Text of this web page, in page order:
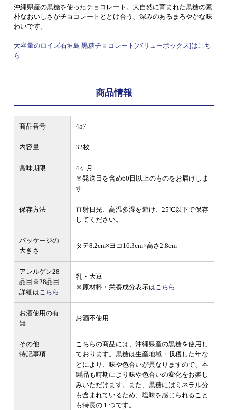
沖縄県産の黒糖を使ったチョコレート。大自然に育まれた黒糖の素
朴なおいしさがチョコレートととけ合う、深みのあるまろやかな味
わいです。
大容量のロイズ石垣島 黒糖チョコレート[バリューボックス]はこち
ら
商品情報
商品番号 457
内容量 32枚
賞味期限
4ヶ月
※発送日を含め60日以上のものをお届けしま
す
保存方法
直射日光、高温多湿を避け、25℃以下で保存
してください。
パッケージの
大きさ
タテ8.2cm×ヨコ16.3cm×高さ2.8cm
アレルゲン28
品目 ※28品目
詳細はこちら
乳・大豆
※原材料・栄養成分表示はこちら
お酒使用の有
無
お酒不使用
その他
特記事項
こちらの商品には、沖縄県産の黒糖を使用し
ております。黒糖は生産地域・収穫した年な
どにより、味や色合いが異なりますので、本
製品も時期により味や色合いの変化をお楽し
みいただけます。また、黒糖にはミネラル分
も含まれているため、塩味を感じられること
も特長の１つです。